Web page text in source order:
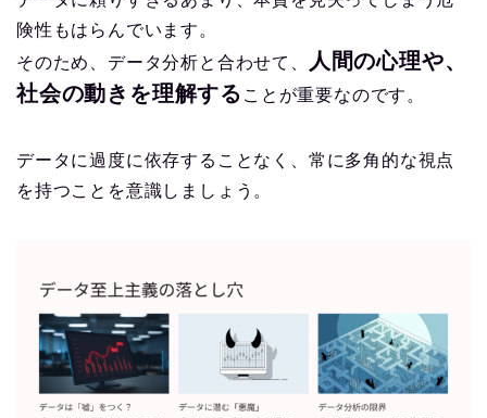
険性もはらんでいます。
そのため、データ分析と合わせて、
人間の心理や、
社会の動きを理解する ことが重要なのです。
データに過度に依存することなく、常に多角的な視点
を持つことを意識しましょう。